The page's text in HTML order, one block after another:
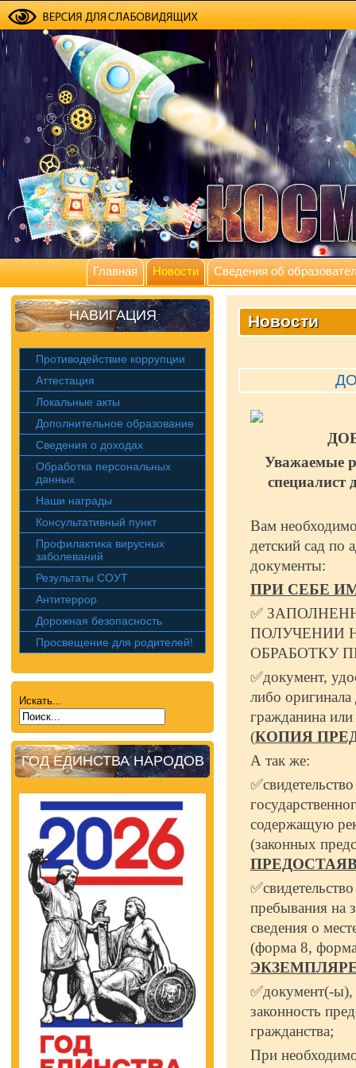
Главная Новости Сведения об
НАВИГАЦИЯ
Противодействие коррупции
Аттестация
Локальные акты
Дополнительное образование
Сведения о доходах
Обработка персональных
данных
Наши награды
Консультативный пункт
Профилактика вирусных
заболеваний
Результаты СОУТ
Антитеррор
Дорожная безопасность
Просвещение для родителей!
Искать...
ГОД ЕДИНСТВА НАРОДОВ
Новости
Уважаемые
специалист
Вам
детский сад по
документы:
ПРИ СЕБЕ
✅
ПОЛУЧЕНИИ
ОБРАБОТКУ
✅документ,
либо
гражданина или
(КОПИЯ
А так же:
содержащую
(законных
пребывания на
сведения о
(форма 8,
✅документ(-
законность
гражданства;
При